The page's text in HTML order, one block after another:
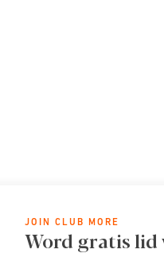
JOIN CLUB MORE
Word gratis lid